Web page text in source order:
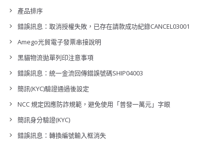
產品排序
錯誤訊息：取消授權失敗，已存在請款成功紀錄CANCEL03001
Amego光貿電子發票串接說明
黑貓物流拋單列印注意事項
錯誤訊息：統一金流回傳錯誤號碼SHIP04003
簡訊(KYC)驗證通過後設定
NCC 規定因應防詐規範，避免使用「普發一萬元」字眼
簡訊身分驗證(KYC)
錯誤訊息：轉換編號輸入框消失